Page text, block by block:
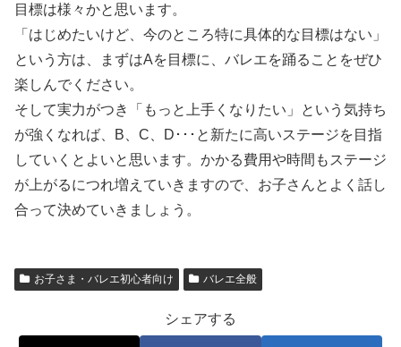
目標は様々かと思います。
「はじめたいけど、今のところ特に具体的な目標はない」
という方は、まずはAを目標に、バレエを踊ることをぜひ
楽しんでください。
そして実力がつき「もっと上手くなりたい」という気持ち
が強くなれば、B、C、D･･･と新たに高いステージを目指
していくとよいと思います。かかる費用や時間もステージ
が上がるにつれ増えていきますので、お子さんとよく話し
合って決めていきましょう。
お子さま・バレエ初心者向け バレエ全般
シェアする